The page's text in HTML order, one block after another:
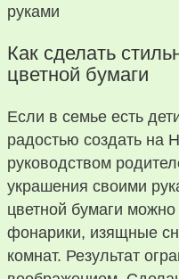
Как сделать
цветной бумаги
Если в семье есть
радостью создать на
руководством
украшения своими
цветной бумаги
фонарики, изящные
комнат. Результат